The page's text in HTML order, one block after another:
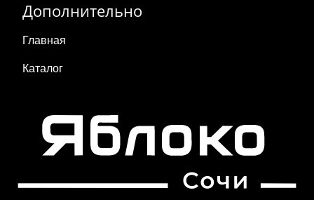
Дополнительно
Главная
Каталог